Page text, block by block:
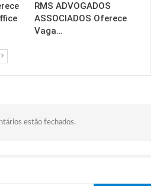
RMS ADVOGADOS
ASSOCIADOS Oferece
Vaga…
estão fechados.